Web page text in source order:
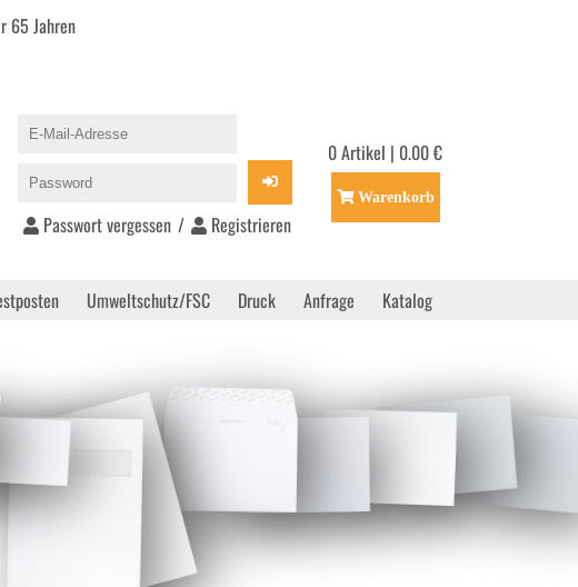
65 Jahren
Passwort vergessen / Registrieren
0 Artikel | 0.00 €
Warenkorb
Umweltschutz/FSC Druck Anfrage Katalog